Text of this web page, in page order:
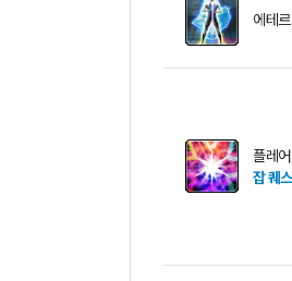
에테
플레어
잡 퀘